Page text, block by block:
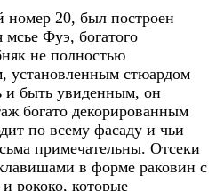
20, был построен
Фуэ, богатого
не полностью
установленным стюардом
и быть увиденным, он
богато декорированным
по всему фасаду и чьи
примечательны. Отсеки
в форме раковин с
рококо, которые